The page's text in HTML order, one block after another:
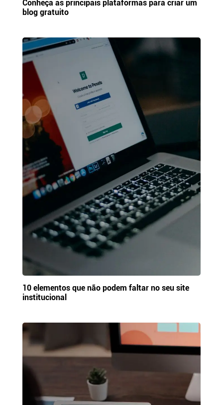
Conheça as principais plataformas para criar um
blog gratuito
10 elementos que não podem faltar no seu site
institucional